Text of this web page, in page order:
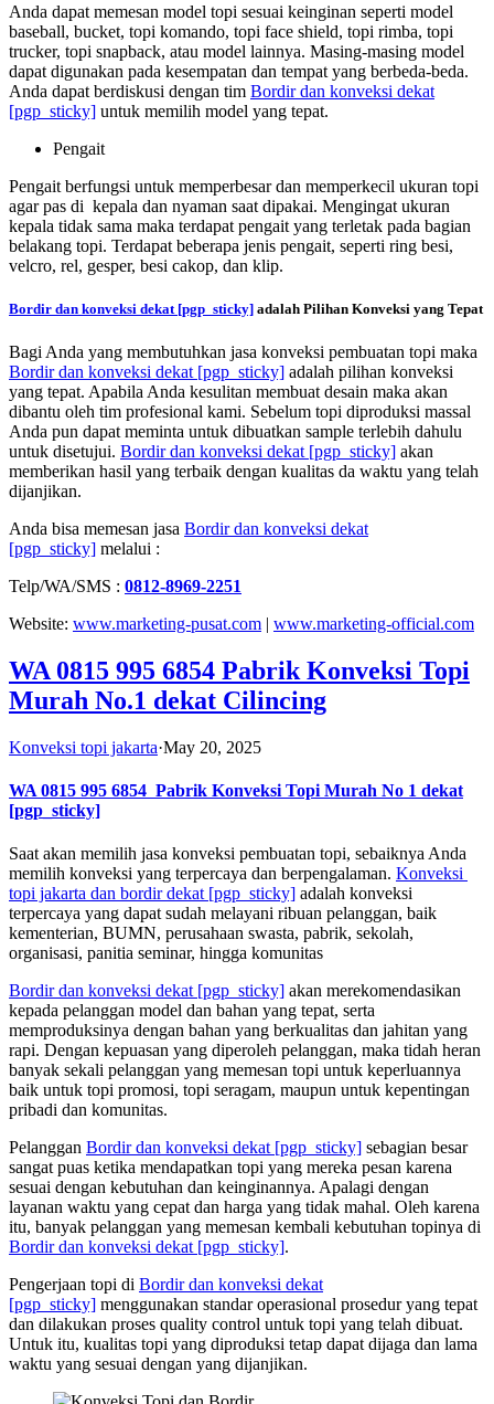
Anda dapat memesan model topi sesuai keinginan seperti model
baseball, bucket, topi komando, topi face shield, topi rimba, topi
trucker, topi snapback, atau model lainnya. Masing-masing model
dapat digunakan pada kesempatan dan tempat yang berbeda-beda.
Anda dapat berdiskusi dengan tim Bordir dan konveksi dekat
[pgp_sticky] untuk memilih model yang tepat.
Pengait
Pengait berfungsi untuk memperbesar dan memperkecil ukuran topi
agar pas di kepala dan nyaman saat dipakai. Mengingat ukuran
kepala tidak sama maka terdapat pengait yang terletak pada bagian
belakang topi. Terdapat beberapa jenis pengait, seperti ring besi,
velcro, rel, gesper, besi cakop, dan klip.
Bordir dan konveksi dekat [pgp_sticky] adalah Pilihan Konveksi yang Tepat
Bagi Anda yang membutuhkan jasa konveksi pembuatan topi maka
Bordir dan konveksi dekat [pgp_sticky] adalah pilihan konveksi
yang tepat. Apabila Anda kesulitan membuat desain maka akan
dibantu oleh tim profesional kami. Sebelum topi diproduksi massal
Anda pun dapat meminta untuk dibuatkan sample terlebih dahulu
untuk disetujui. Bordir dan konveksi dekat [pgp_sticky] akan
memberikan hasil yang terbaik dengan kualitas da waktu yang telah
dijanjikan.
Anda bisa memesan jasa Bordir dan konveksi dekat
[pgp_sticky] melalui :
Telp/WA/SMS : 0812-8969-2251
Website: www.marketing-pusat.com | www.marketing-official.com
WA 0815 995 6854 Pabrik Konveksi Topi
Murah No.1 dekat Cilincing
Konveksi topi jakarta·May 20, 2025
WA 0815 995 6854 Pabrik Konveksi Topi Murah No 1 dekat
[pgp_sticky]
Saat akan memilih jasa konveksi pembuatan topi, sebaiknya Anda
memilih konveksi yang terpercaya dan berpengalaman. Konveksi
topi jakarta dan bordir dekat [pgp_sticky] adalah konveksi
terpercaya yang dapat sudah melayani ribuan pelanggan, baik
kementerian, BUMN, perusahaan swasta, pabrik, sekolah,
organisasi, panitia seminar, hingga komunitas
Bordir dan konveksi dekat [pgp_sticky] akan merekomendasikan
kepada pelanggan model dan bahan yang tepat, serta
memproduksinya dengan bahan yang berkualitas dan jahitan yang
rapi. Dengan kepuasan yang diperoleh pelanggan, maka tidah heran
banyak sekali pelanggan yang memesan topi untuk keperluannya
baik untuk topi promosi, topi seragam, maupun untuk kepentingan
pribadi dan komunitas.
Pelanggan Bordir dan konveksi dekat [pgp_sticky] sebagian besar
sangat puas ketika mendapatkan topi yang mereka pesan karena
sesuai dengan kebutuhan dan keinginannya. Apalagi dengan
layanan waktu yang cepat dan harga yang tidak mahal. Oleh karena
itu, banyak pelanggan yang memesan kembali kebutuhan topinya di
Bordir dan konveksi dekat [pgp_sticky].
Pengerjaan topi di Bordir dan konveksi dekat
[pgp_sticky] menggunakan standar operasional prosedur yang tepat
dan dilakukan proses quality control untuk topi yang telah dibuat.
Untuk itu, kualitas topi yang diproduksi tetap dapat dijaga dan lama
waktu yang sesuai dengan yang dijanjikan.